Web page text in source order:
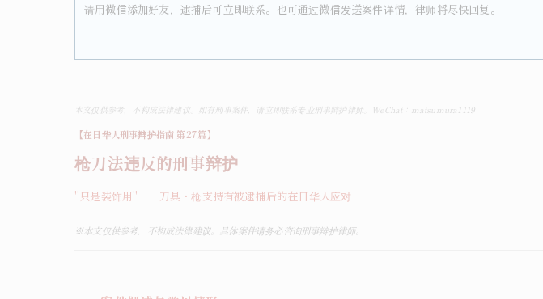
请用微信添加好友，逮捕后可立即联系。也可通过微信发送案件详情，律师将尽快回复。
本文仅供参考，不构成法律建议。如有刑事案件，请立即联系专业刑事辩护律师。WeChat：matsumura1119
【在日华人刑事辩护指南 第27篇】
枪刀法违反的刑事辩护
" 只是装饰用"——刀具・枪支持有被逮捕后的在日华人应对
※ 本文仅供参考，不构成法律建议。具体案件请务必咨询刑事辩护律师。